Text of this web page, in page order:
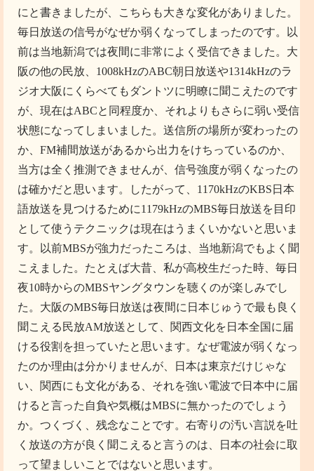
にと書きましたが、こちらも大きな変化がありました。
毎日放送の信号がなぜか弱くなってしまったのです。以
前は当地新潟では夜間に非常によく受信できました。大
阪の他の民放、1008kHzのABC朝日放送や1314kHzのラ
ジオ大阪にくらべてもダントツに明瞭に聞こえたのです
が、現在はABCと同程度か、それよりもさらに弱い受信
状態になってしまいました。送信所の場所が変わったの
か、FM補間放送があるから出力をけちっているのか、
当方は全く推測できませんが、信号強度が弱くなったの
は確かだと思います。したがって、1170kHzのKBS日本
語放送を見つけるために1179kHzのMBS毎日放送を目印
として使うテクニックは現在はうまくいかないと思いま
す。以前MBSが強力だったころは、当地新潟でもよく聞
こえました。たとえば大昔、私が高校生だった時、毎日
夜10時からのMBSヤングタウンを聴くのが楽しみでし
た。大阪のMBS毎日放送は夜間に日本じゅうで最も良く
聞こえる民放AM放送として、関西文化を日本全国に届
ける役割を担っていたと思います。なぜ電波が弱くなっ
たのか理由は分かりませんが、日本は東京だけじゃな
い、関西にも文化がある、それを強い電波で日本中に届
けると言った自負や気概はMBSに無かったのでしょう
か。つくづく、残念なことです。右寄りの汚い言説を吐
く放送の方が良く聞こえると言うのは、日本の社会に取
って望ましいことではないと思います。